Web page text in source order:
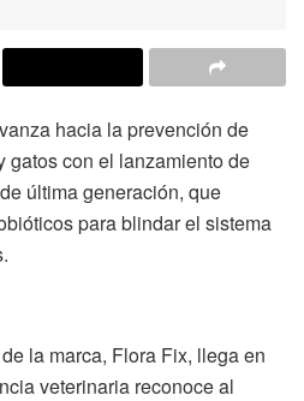
hacia la prevención de
gatos con el lanzamiento de
última generación, que
para blindar el sistema
la marca, Flora Fix, llega en
veterinaria reconoce al